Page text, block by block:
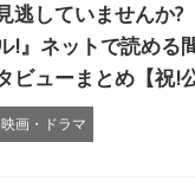
逃していませんか?
!』ネットで読める
ビューまとめ【祝!
映画・ドラマ